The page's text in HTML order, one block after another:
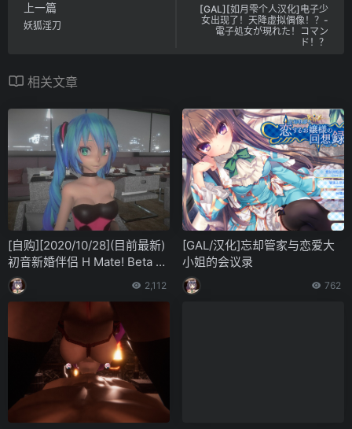
上一篇
妖狐淫刀
[GAL][如月雫个人汉化]电子少
女出现了！天降虚拟偶像！？-
電子処女が現れた！コマン
ド！？
相关文章
[自购][2020/10/28](目前最新)
初音新婚伴侣 H Mate! Beta 10
b Halloween Special
2,112
[GAL/汉化]忘却管家与恋爱大
小姐的会议录
762